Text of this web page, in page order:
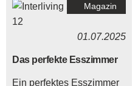
Küche über das
Wohnzimmer bis zum
Magazin
01.07.2025
Das perfekte Esszimmer
Ein perfektes Esszimmer